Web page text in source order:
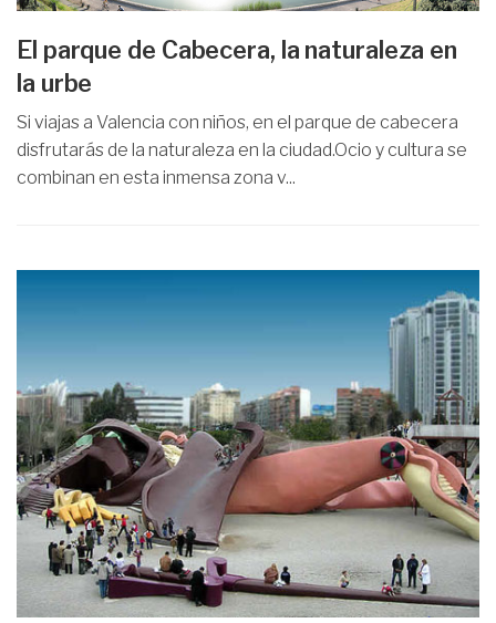
El parque de Cabecera, la naturaleza en
la urbe
Si viajas a Valencia con niños, en el parque de cabecera
disfrutarás de la naturaleza en la ciudad.Ocio y cultura se
combinan en esta inmensa zona v...